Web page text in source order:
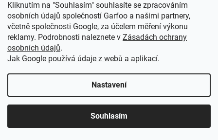
Kliknutím na "Souhlasím" souhlasíte se zpracováním
osobních údajů společností Garfoo a našimi partnery,
včetně společnosti Google, za účelem měření výkonu
reklamy. Podrobnosti naleznete v Zásadách ochrany
osobních údajů.
Jak Google používá údaje z webů a aplikací.
Nastavení
Souhlasím
Platba a doprava
Obchodní podmínky
O nás
Zpracování osobních údajů
Recyklační příspěvky